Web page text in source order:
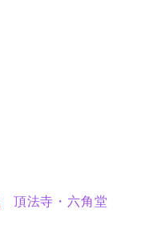
頂法寺・六角堂